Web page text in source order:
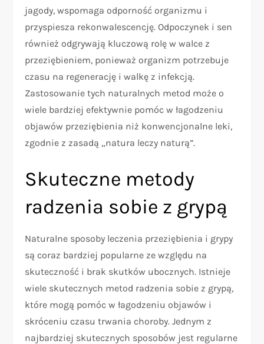
jagody, wspomaga odporność organizmu i
przyspiesza rekonwalescencję. Odpoczynek i sen
również odgrywają kluczową rolę w walce z
przeziębieniem, ponieważ organizm potrzebuje
czasu na regenerację i walkę z infekcją.
Zastosowanie tych naturalnych metod może o
wiele bardziej efektywnie pomóc w łagodzeniu
objawów przeziębienia niż konwencjonalne leki,
zgodnie z zasadą „natura leczy naturą”.
Skuteczne metody
radzenia sobie z grypą
Naturalne sposoby leczenia przeziębienia i grypy
są coraz bardziej popularne ze względu na
skuteczność i brak skutków ubocznych. Istnieje
wiele skutecznych metod radzenia sobie z grypą,
które mogą pomóc w łagodzeniu objawów i
skróceniu czasu trwania choroby. Jednym z
najbardziej skutecznych sposobów jest regularne